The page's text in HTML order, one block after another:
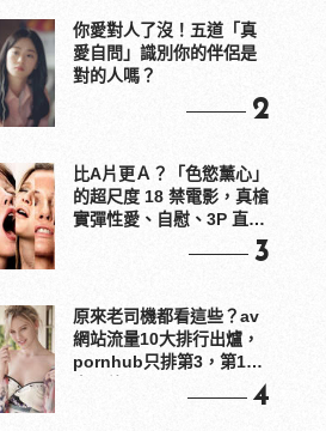
你愛對人了沒！五道「真
愛自問」識別你的伴侶是
對的人嗎？
2
比A片更Ａ？「色慾薰心」
的超尺度 18 禁電影，真槍
實彈性愛、自慰、3P 直接
3
原來老司機都看這些？av
網站流量10大排行出爐，
pornhub只排第3，第1名
4